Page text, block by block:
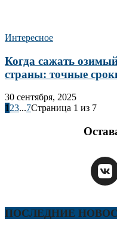
Интересное
Когда сажать
страны: точные
30 сентября, 2025
1 23...7Страница 1 из 7
ПОСЛЕДНИЕ